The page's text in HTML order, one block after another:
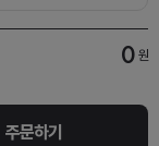
0 원
주문하기